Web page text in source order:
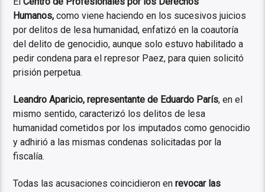
Humanos,como viene haciendo en los sucesivos juicios
por delitos de lesa humanidad, enfatizó en la coautoría
del delito de genocidio, aunque solo estuvo habilitado a
pedir condena para el represor Paez, para quien solicitó
prisión perpetua.
Leandro Aparicio, representante de Eduardo París, en el
mismo sentido, caracterizó los delitos de lesa
humanidad cometidos por los imputados como genocidio
y adhirió a las mismas condenas solicitadas por la
fiscalía.
Todas las acusaciones coincidieron enrevocar las